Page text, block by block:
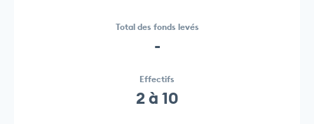
Total des fonds levés
-
Effectifs
2 à 10